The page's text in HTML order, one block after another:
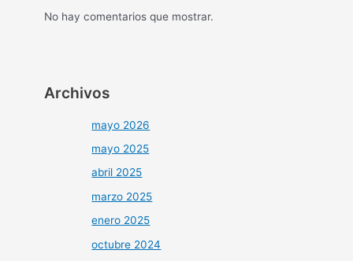
No hay comentarios que mostrar.
Archivos
mayo 2026
mayo 2025
abril 2025
marzo 2025
enero 2025
octubre 2024